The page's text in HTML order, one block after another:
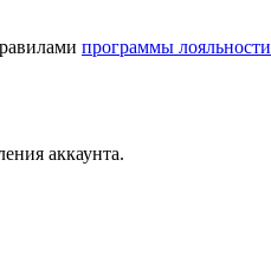
программы лояльности
аккаунта.